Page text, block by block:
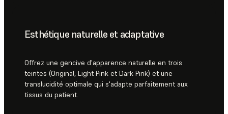
Esthétique naturelle et adaptative
Offrez une gencive d'apparence naturelle en trois
teintes (Original, Light Pink et Dark Pink) et une
translucidité optimale qui s'adapte parfaitement aux
tissus du patient.